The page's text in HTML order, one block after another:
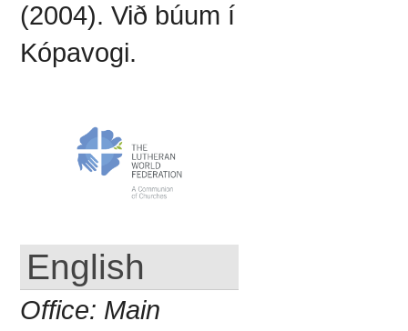
(2004). Við búum í
Kópavogi.
English
Office: Main